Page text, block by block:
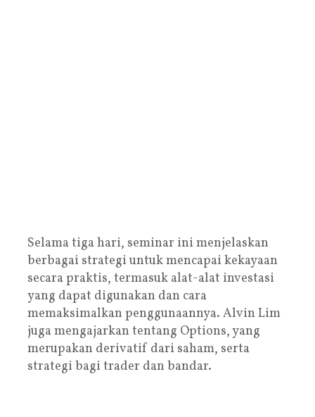
Selama tiga hari, seminar ini menjelaskan
berbagai strategi untuk mencapai kekayaan
secara praktis, termasuk alat-alat investasi
yang dapat digunakan dan cara
memaksimalkan penggunaannya. Alvin Lim
juga mengajarkan tentang Options, yang
merupakan derivatif dari saham, serta
strategi bagi trader dan bandar.